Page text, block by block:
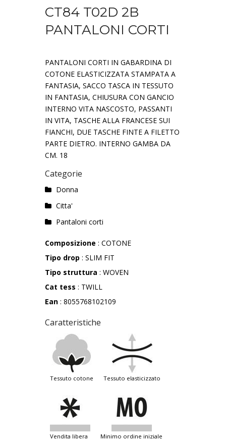
CT84 T02D 2B
PANTALONI CORTI
PANTALONI CORTI IN GABARDINA DI
COTONE ELASTICIZZATA STAMPATA A
FANTASIA, SACCO TASCA IN TESSUTO
IN FANTASIA, CHIUSURA CON GANCIO
INTERNO VITA NASCOSTO, PASSANTI
IN VITA, TASCHE ALLA FRANCESE SUI
FIANCHI, DUE TASCHE FINTE A FILETTO
PARTE DIETRO. INTERNO GAMBA DA
CM. 18
Categorie
Donna
Citta'
Pantaloni corti
Composizione : COTONE
Tipo drop : SLIM FIT
Tipo struttura : WOVEN
Cat tess : TWILL
Ean : 8055768102109
Caratteristiche
tessuto cotone tessuto elasticizzato
vendita libera minimo ordine iniziale